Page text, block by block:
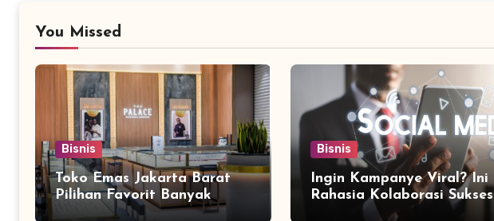
You Missed
Bisnis
Toko Emas Jakarta Barat
Pilihan Favorit Banyak
Bisnis
Ingin Kampanye Viral? Ini
Rahasia Kolaborasi Sukses
Bersama Social Media